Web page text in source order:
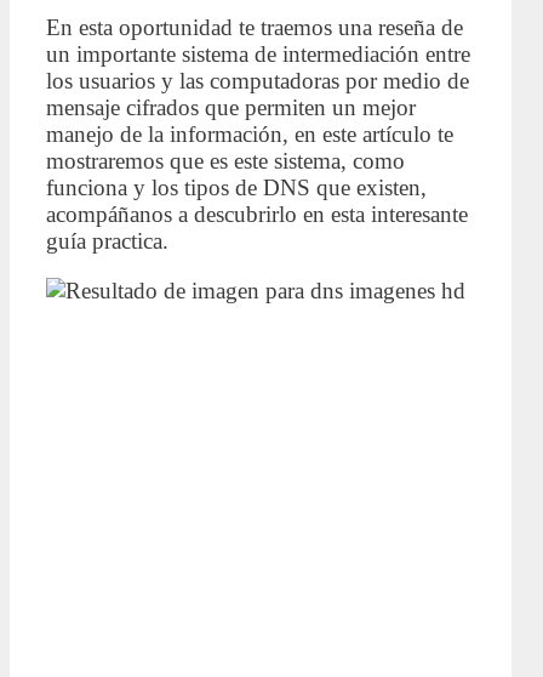
En esta oportunidad te traemos una reseña de
un importante sistema de intermediación entre
los usuarios y las computadoras por medio de
mensaje cifrados que permiten un mejor
manejo de la información, en este artículo te
mostraremos que es este sistema, como
funciona y los tipos de DNS que existen,
acompáñanos a descubrirlo en esta interesante
guía practica.